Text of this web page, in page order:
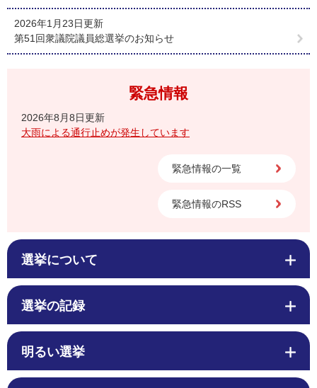
2026年1月23日更新
第51回衆議院議員総選挙のお知らせ
緊急情報
2026年8月8日更新
大雨による通行止めが発生しています
緊急情報の一覧
緊急情報のRSS
選挙について
選挙の記録
明るい選挙